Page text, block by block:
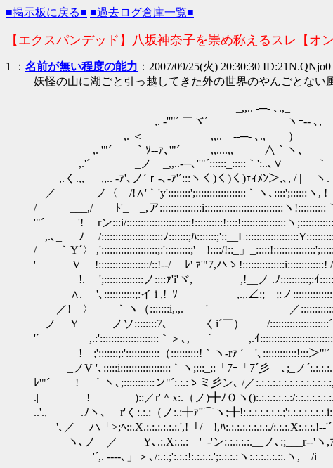
■掲示板に戻る■ ■過去ログ倉庫一覧■
【エクスパンデッド】八坂神奈子を崇め称えるスレ【オン
1 ： 名前が無い程度の能力 ：2007/09/25(火) 20:30:30 ID:21N.QNjo0
妖怪の山に湖ごと引っ越してきた外の世界のやんごとない
_,,.. -─- ､.,_
_,. ‐''"´ ￣ヾ´ ヽｰ‐- ､,_
,. ＜ _,,..ゝ-‐─- ､., ） ｀ヽ
,. '"´ ｀ｿ-‐ｧ､'"´ _,,....,,_ ∧｀ヽ､
,.'´ _ノ _,,..-─､''"´::::::_:::::｀':..､∨
,.く.,,___,,.. -ｧ'､ノ´ｒ‐､-ｧ'´:::ヽく)く)く)ｪｨﾒﾝ
／ ノ〈 /!∧'｀'y'::::::::';::::::::::::::::::｀ヽ､::::';::::::ヽ,
/ ___,/ ﾄ'_ _,ア:::::::::::::::i::::::::::::::::::::::::::::
'"´ '! rン:::i/:::::::::::::::::::::::!::::::::::!::::!::::::::::::::::
,.､_ ﾉ /::::::::::::::::::::::ﾉ:::::::;ﾊ
/ ｀Y´〉 ,'::::::::::::::::::::;:':::::::::;' !::::/!::_」
' V !::::::::::::::::::/::!‐-/ ﾚ' ｧ'"7,ハゝ
!. ';::::::::::::::ノ::::ｧ'i'ヾ, ,!__ノ .ﾉ
∧. '､:::::::::::;:イ i ,!_ｿ ,.,.∠:;__;:ノ
／! 〉 ｀ヽ（:::::::i,.,. ' ／
ノ Y ノソ::::::::7､ くi´￣） /
'´ | ,.:':::::::::::::::::::::｀＞､, ｀ ,.ｲ
! ;':::::::;:'::::::::::::（::::::::::!｀ヽ-rｧ ´ '､::::::::::::!:::＞
_ノV '､:::::i::::::::::::::::::｀ヽ;:::_;:「7ｰ「7´彡ゝ､;_ノ
ﾚ'"´ ! ｀ヽ､;:::::::::::ン"´:.:.:ゝミ彡ン､ /／
.| ! )::／r'＾x:.（ノ)╋ﾉＯヽ():.:.:.:.:.:.:/
..'., .ﾉヽ､ r'く:.:.:（ノ:.:╋ｧ''⌒ヽ
'､／ ハ「>;ﾍ::.X.:.:.:.:.:.:.',!「/ !,ﾊ:.:.:.:.:.:.:.:./
ヽ､ノ ／ Y､.:.X:.:.:ゝ'ｰ‐'ン:.:.:.:.:.__ノ､:;___r-‐'ヽ,
ゝ'´,. -‐--､」＞､/:.:.;':.:.:!:.:.:.:.';:.:.:.:ヽ:.:.:.:.:.::.ヽ,